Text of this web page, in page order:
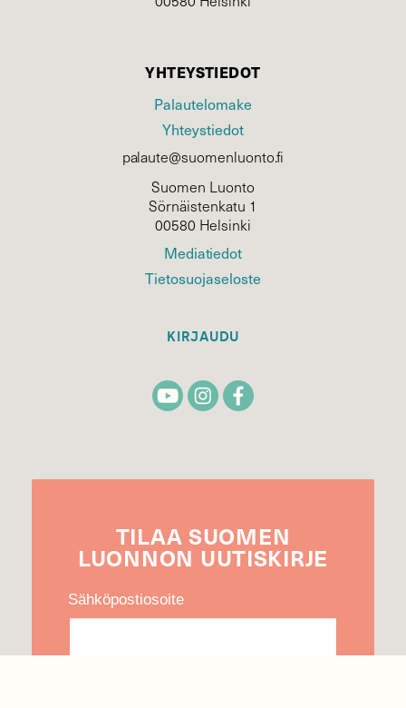
YHTEYSTIEDOT
Palautelomake
Yhteystiedot
palaute@suomenluonto.fi
Suomen Luonto
Sörnäistenkatu 1
00580 Helsinki
Mediatiedot
Tietosuojaseloste
KIRJAUDU
TILAA SUOMEN
LUONNON UUTIS­KIRJE
Sähköpostiosoite